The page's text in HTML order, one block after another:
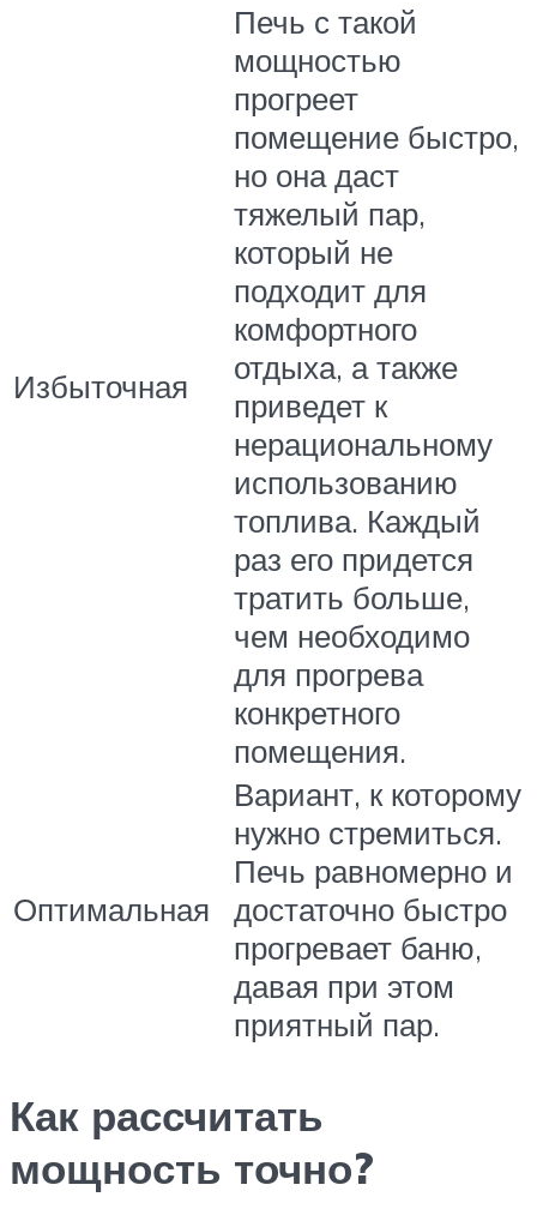
Избыточная
Печь с такой
мощностью
прогреет
помещение быстро,
но она даст
тяжелый пар,
который не
подходит для
комфортного
отдыха, а также
приведет к
нерациональному
использованию
топлива. Каждый
раз его придется
тратить больше,
чем необходимо
для прогрева
конкретного
помещения.
Оптимальная
Вариант, к которому
нужно стремиться.
Печь равномерно и
достаточно быстро
прогревает баню,
давая при этом
приятный пар.
Как рассчитать
мощность точно?